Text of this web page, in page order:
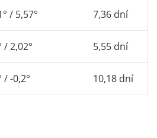
/ 5,57° 7,36 dní
/ 2,02° 5,55 dní
/ -0,2° 10,18 dní